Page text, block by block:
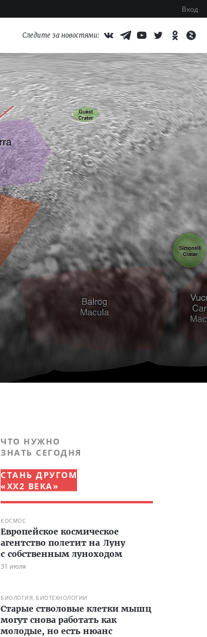
Вход
Следите за новостями:
ЧТО НУЖНО
ЗНАТЬ СЕГОДНЯ
СТАНЬ ДРУГОМ
«XX2 ВЕКА»
КОСМОС
Европейское космическое
агентство полетит на Луну
с собственным луноходом
31 июля
БИОЛОГИЯ, БИОТЕХНОЛОГИИ
Старые стволовые клетки мышц
могут снова работать как
молодые, но есть нюанс